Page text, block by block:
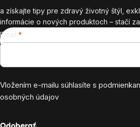
a získajte tipy pre zdravý životný štýl,
informácie o nových produktoch – stačí
Email
Vložením e-mailu súhlasíte s
osobných údajov